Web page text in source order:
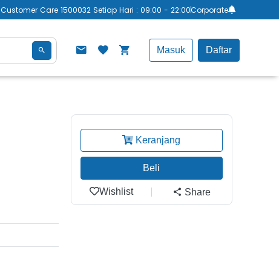
Customer Care 1500032 Setiap Hari : 09:00 - 22:00Corporate
Masuk Daftar
Keranjang
Beli
Wishlist Share